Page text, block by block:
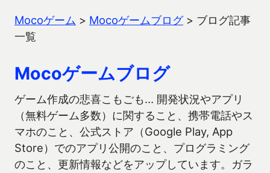
Mocoゲーム > Mocoゲームブログ> ブログ記事
一覧
Mocoゲームブログ
ゲーム作成の悲喜こもごも… 開発状況やアプリ
（無料ゲーム多数）に関すること、携帯電話やス
マホのこと、公式ストア（Google Play, App
Store）でのアプリ公開のこと、プログラミング
のこと、更新情報などをアップしています。ガラ